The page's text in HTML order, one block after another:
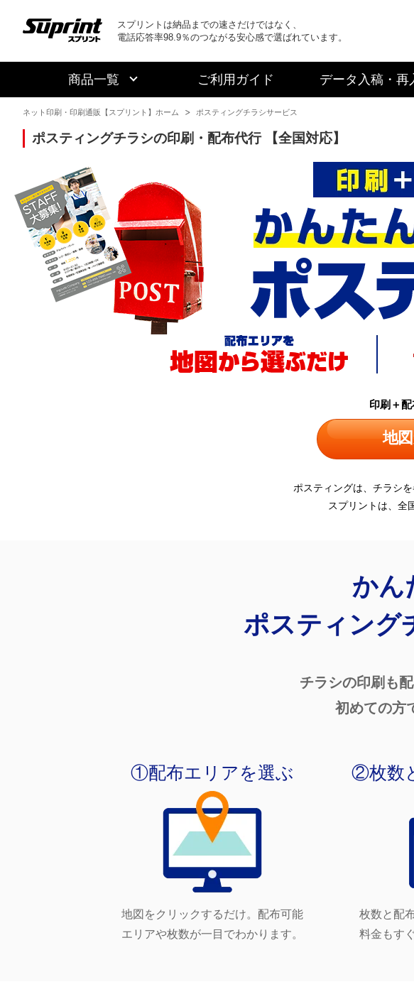
スプリントは納品までの速さだけではなく、
電話応答率98.9％のつながる安心感で選ばれています。
商品一覧 ご利用ガイド データ入稿 ・
ネット印刷・印刷通販【スプリント】ホーム ポスティングチラシサービス
ポスティングチラシの印刷・配布代行 【全国対応】
印刷＋
地
ポスティングは、チラシ
スプリントは、全
かん
ポスティング
チラシの印刷も配
初めての方
①配布エリアを選ぶ
地図をクリックするだけ。 配布可能
エリアや枚数が一目でわかります。
②枚数
枚数と配
料金もす